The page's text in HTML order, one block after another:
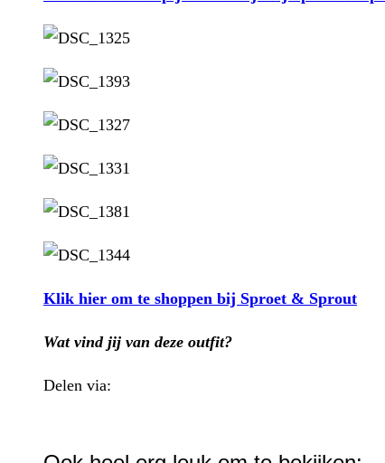
Klik hier om te shoppen bij Sproet & Sprout
Wat vind jij van deze outfit?
Delen via: